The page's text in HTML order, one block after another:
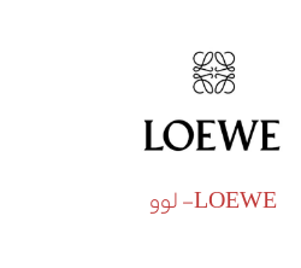
LOEWE- لوو